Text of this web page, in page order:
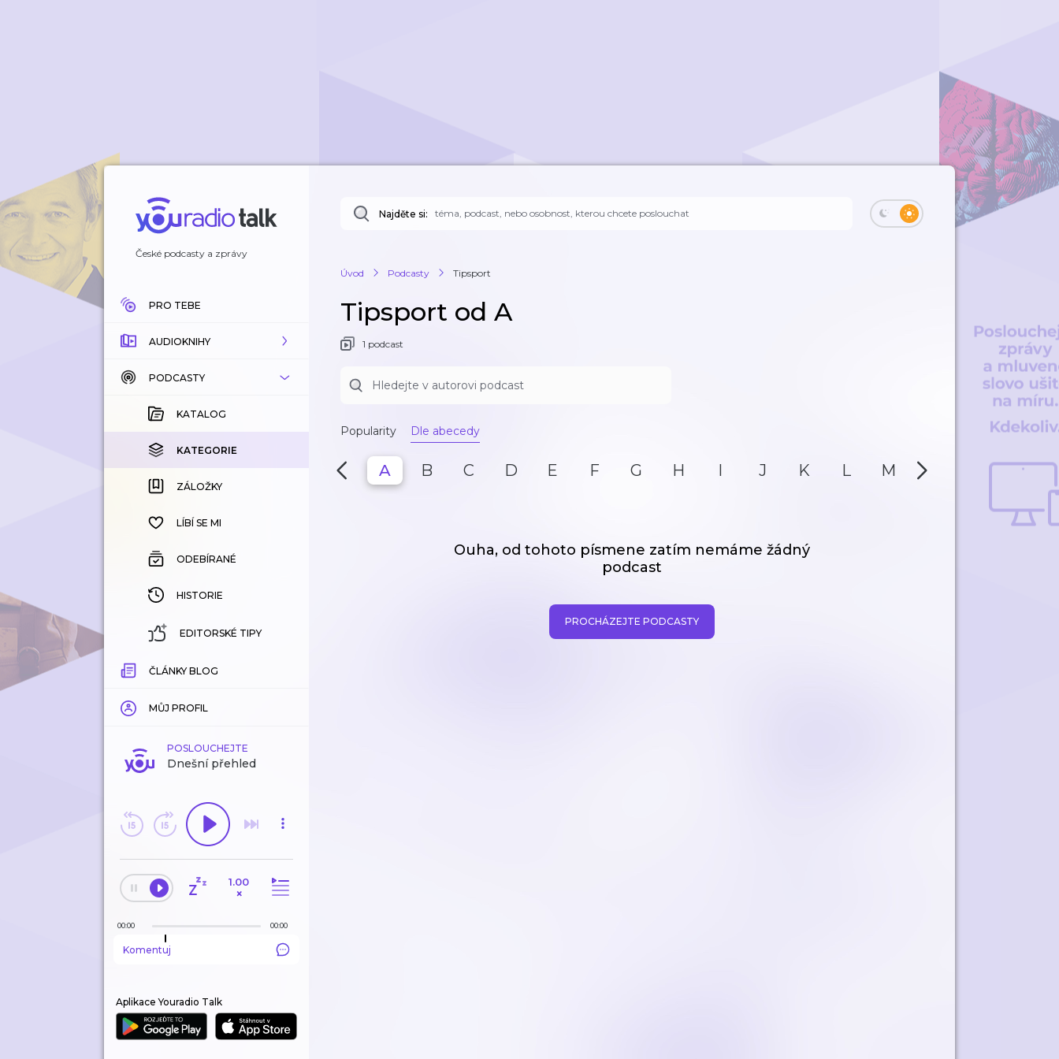
České podcasty a zprávy
PRO TEBE
AUDIOKNIHY
KATALOG
KOUPENÉ
KATEGORIE
ZÁLOŽKY
HISTORIE
PODCASTY
KATALOG
KATEGORIE
ZÁLOŽKY
LÍBÍ SE MI
ODEBÍRANÉ
HISTORIE
EDITORSKÉ TIPY
ČLÁNKY BLOG
MŮJ PROFIL
POSLOUCHEJTE
Dnešní přehled
1.00
×
00:00 00:00
Komentuj
Aplikace Youradio Talk
Najděte si:
Úvod Podcasty Tipsport
Tipsport od A
1 podcast
Popularity Dle abecedy
A B C D E F G H I J K L M N P
Ouha, od tohoto písmene zatím nemáme žádný
podcast
PROCHÁZEJTE PODCASTY